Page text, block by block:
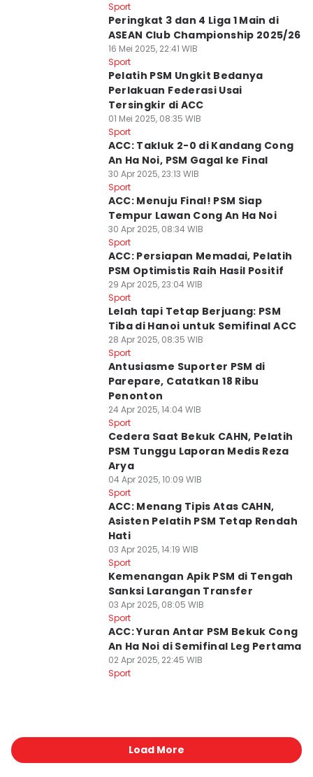
Sport
Peringkat 3 dan 4 Liga 1 Main di
ASEAN Club Championship 2025/26
16 Mei 2025, 22:41 WIB
Sport
Pelatih PSM Ungkit Bedanya
Perlakuan Federasi Usai
Tersingkir di ACC
01 Mei 2025, 08:35 WIB
Sport
ACC: Takluk 2-0 di Kandang Cong
An Ha Noi, PSM Gagal ke Final
30 Apr 2025, 23:13 WIB
Sport
ACC: Menuju Final! PSM Siap
Tempur Lawan Cong An Ha Noi
30 Apr 2025, 08:34 WIB
Sport
ACC: Persiapan Memadai, Pelatih
PSM Optimistis Raih Hasil Positif
29 Apr 2025, 23:04 WIB
Sport
Lelah tapi Tetap Berjuang: PSM
Tiba di Hanoi untuk Semifinal ACC
28 Apr 2025, 08:35 WIB
Sport
Antusiasme Suporter PSM di
Parepare, Catatkan 18 Ribu
Penonton
24 Apr 2025, 14:04 WIB
Sport
Cedera Saat Bekuk CAHN, Pelatih
PSM Tunggu Laporan Medis Reza
Arya
04 Apr 2025, 10:09 WIB
Sport
ACC: Menang Tipis Atas CAHN,
Asisten Pelatih PSM Tetap Rendah
Hati
03 Apr 2025, 14:19 WIB
Sport
Kemenangan Apik PSM di Tengah
Sanksi Larangan Transfer
03 Apr 2025, 08:05 WIB
Sport
ACC: Yuran Antar PSM Bekuk Cong
An Ha Noi di Semifinal Leg Pertama
02 Apr 2025, 22:45 WIB
Sport
Load More